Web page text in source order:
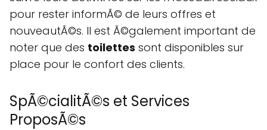
pour rester informÃ© de leurs offres et
nouveautÃ©s. Il est Ã©galement important de
noter que des toilettes sont disponibles sur
place pour le confort des clients.
SpÃ©cialitÃ©s et Services
ProposÃ©s